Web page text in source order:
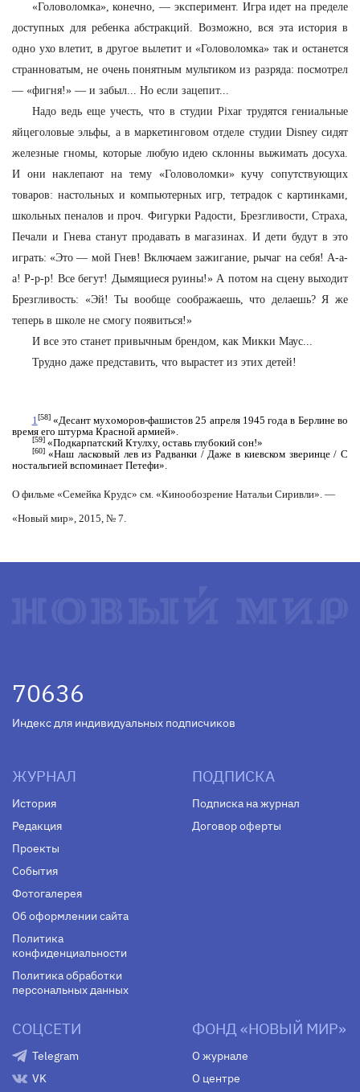
«Головоломка», конечно, — эксперимент. Игра идет на пределе
доступных для ребенка абстракций. Возможно, вся эта история в
одно ухо влетит, в другое вылетит и «Головоломка» так и останется
странноватым, не очень понятным мультиком из разряда: посмотрел
— «фигня!» — и забыл... Но если зацепит...
Надо ведь еще учесть, что в студии Pixar трудятся гениальные
яйцеголовые эльфы, а в маркетинговом отделе студии Disney сидят
железные гномы, которые любую идею склонны выжимать досуха.
И они наклепают на тему «Головоломки» кучу сопутствующих
товаров: настольных и компьютерных игр, тетрадок с картинками,
школьных пеналов и проч. Фигурки Радости, Брезгливости, Страха,
Печали и Гнева станут продавать в магазинах. И дети будут в это
играть: «Это — мой Гнев! Включаем зажигание, рычаг на себя! А-а-
а! Р-р-р! Все бегут! Дымящиеся руины!» А потом на сцену выходит
Брезгливость: «Эй! Ты вообще соображаешь, что делаешь? Я же
теперь в школе не смогу появиться!»
И все это станет привычным брендом, как Микки Маус...
Трудно даже представить, что вырастет из этих детей!
1[58]«Десант мухоморов-фашистов 25 апреля 1945 года в Берлине во
время его штурма Красной армией».
[59]«Подкарпатский Ктулху, оставь глубокий сон!»
[60]«Наш ласковый лев из Радванки / Даже в киевском зверинце / С
ностальгией вспоминает Петефи».
О фильме «Семейка Крудс» см. «Кинообозрение Натальи Сиривли». —
«Новый мир», 2015, № 7.
70636
Индекс для индивидуальных подписчиков
ЖУРНАЛ
История
Редакция
Проекты
События
Фотогалерея
Об оформлении сайта
Политика
конфиденциальности
Политика обработки
персональных данных
ПОДПИСКА
Подписка на журнал
Договор оферты
СОЦСЕТИ
Telegram
VK
ФОНД «НОВЫЙ МИР»
О журнале
О центре